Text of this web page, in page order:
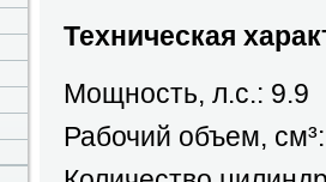
Техническая
Мощность, л.с.: 9.9
Рабочий объем,